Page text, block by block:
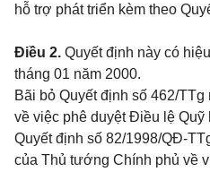
hỗ trợ phát triển kèm theo
Điều 2. Quyết định này có
tháng 01 năm 2000.
Bãi bỏ Quyết định số 462/
về việc phê duyệt Điều lệ Quỹ
Quyết định số 82/1998/QĐ-
của Thủ tướng Chính phủ về